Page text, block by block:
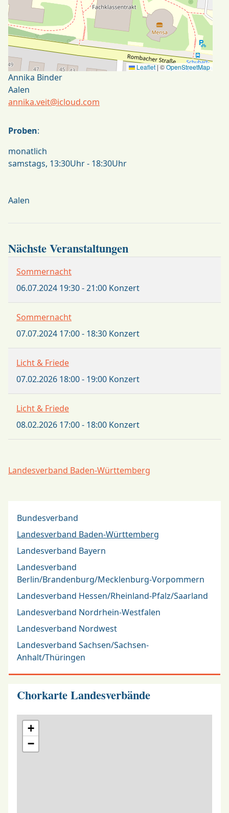
Leaflet|©OpenStreetMap
Annika Binder
Aalen
annika.veit@icloud.com
Proben:
monatlich
samstags, 13:30Uhr - 18:30Uhr
Aalen
Nächste Veranstaltungen
Sommernacht
06.07.2024 19:30-21:00 Konzert
Sommernacht
07.07.2024 17:00- 18:30 Konzert
Licht & Friede
07.02.2026 18:00- 19:00 Konzert
Licht & Friede
08.02.2026 17:00- 18:00 Konzert
Landesverband Baden-Württemberg
Bundesverband
Landesverband Baden-Württemberg
Landesverband Bayern
Landesverband
Berlin/Brandenburg/Mecklenburg-Vorpommern
Landesverband Hessen/Rheinland-Pfalz/Saarland
Landesverband Nordrhein-Westfalen
Landesverband Nordwest
Landesverband Sachsen/Sachsen-
Anhalt/Thüringen
Chorkarte Landesverbände
+
−